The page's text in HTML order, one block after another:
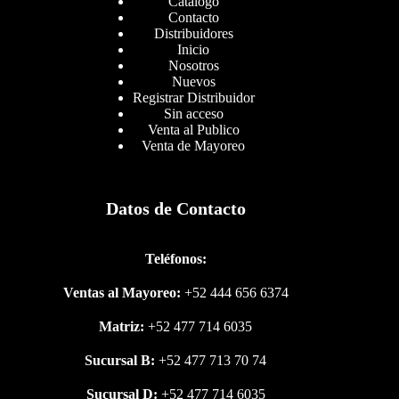
Contacto
Distribuidores
Inicio
Nosotros
Nuevos
Registrar Distribuidor
Sin acceso
Venta al Publico
Venta de Mayoreo
Datos de Contacto
Teléfonos:
Ventas al Mayoreo: +52 444 656 6374
Matriz: +52 477 714 6035
Sucursal B:+52 477 713 70 74
Sucursal D: +52 477 714 6035